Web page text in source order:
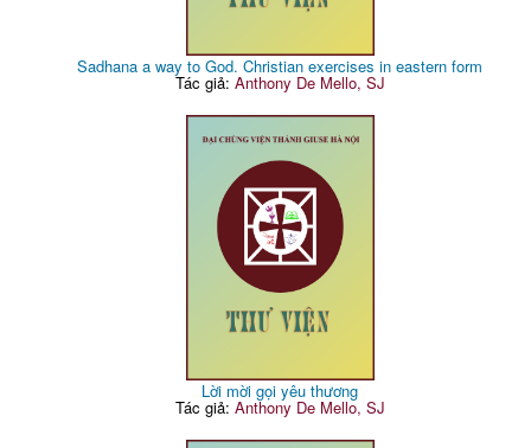
Sadhana a way to God. Christian exercises in eastern form
Tác giả: Anthony De Mello, SJ
Lời mời gọi yêu thương
Tác giả: Anthony De Mello, SJ